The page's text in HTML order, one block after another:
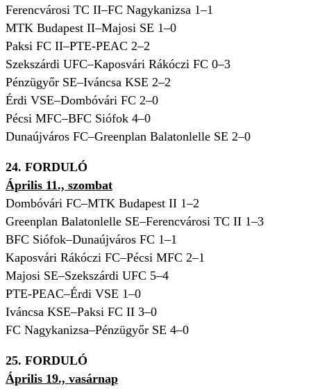
Ferencvárosi TC II–FC Nagykanizsa 1–1
MTK Budapest II–Majosi SE 1–0
Paksi FC II–PTE-PEAC 2–2
Szekszárdi UFC–Kaposvári Rákóczi FC 0–3
Pénzügyőr SE–Iváncsa KSE 2–2
Érdi VSE–Dombóvári FC 2–0
Pécsi MFC–BFC Siófok 4–0
Dunaújváros FC–Greenplan Balatonlelle SE 2–0
24. FORDULÓ
Április 11., szombat
Dombóvári FC–MTK Budapest II 1–2
Greenplan Balatonlelle SE–Ferencvárosi TC II 1–3
BFC Siófok–Dunaújváros FC 1–1
Kaposvári Rákóczi FC–Pécsi MFC 2–1
Majosi SE–Szekszárdi UFC 5–4
PTE-PEAC–Érdi VSE 1–0
Iváncsa KSE–Paksi FC II 3–0
FC Nagykanizsa–Pénzügyőr SE 4–0
25. FORDULÓ
Április 19., vasárnap